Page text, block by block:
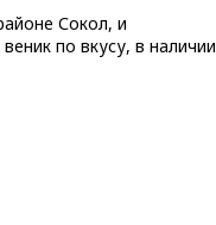
Сокол, и
по вкусу, в наличии